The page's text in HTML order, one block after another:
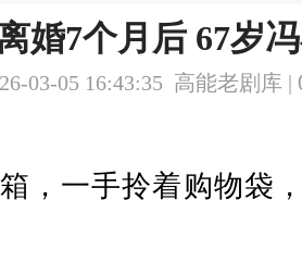
婚7个月后 67岁
03-05 16:43:35 高能老剧库 |
，一手拎着购物袋